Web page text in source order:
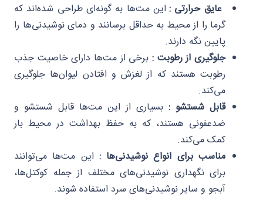
عایق حرارتی : این مت‌ها به گونه‌ای طراحی شده‌اند که
گرما را از محیط به حداقل برسانند و دمای نوشیدنی‌ها را
پایین نگه دارند.
جلوگیری از رطوبت : برخی از مت‌ها دارای خاصیت جذب
رطوبت هستند که از لغزش و افتادن لیوان‌ها جلوگیری
می‌کند.
قابل شستشو : بسیاری از این مت‌ها قابل شستشو و
ضدعفونی هستند، که به حفظ بهداشت در محیط بار
کمک می‌کند.
مناسب برای انواع نوشیدنی‌ها : این مت‌ها می‌توانند
برای نگهداری نوشیدنی‌های مختلف از جمله کوکتل‌ها،
آبجو و سایر نوشیدنی‌های سرد استفاده شوند.